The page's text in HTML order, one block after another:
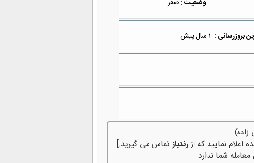
وضعیت : صفر
بروزرسانی :-1 سال پیش
زاده)
نمایید که ازرندبازتماس می گیرید.]
شما ندارد.